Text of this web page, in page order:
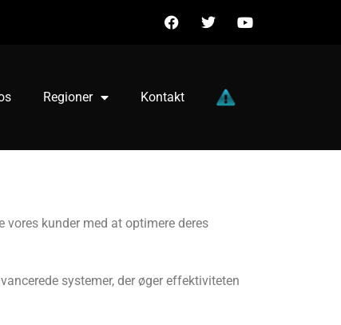
Regioner Kontakt
kunder med at optimere deres
systemer, der øger effektiviteten